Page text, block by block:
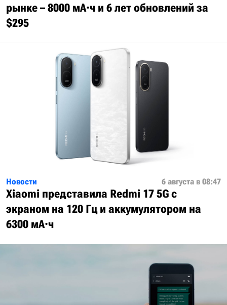
рынке – 8000 мА·ч и 6 лет обновлений за
$295
Новости 6 августа в 08:47
Xiaomi представила Redmi 17 5G с
экраном на 120 Гц и аккумулятором на
6300 мА·ч